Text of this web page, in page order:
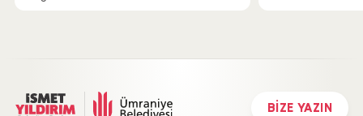
BİZE YAZIN